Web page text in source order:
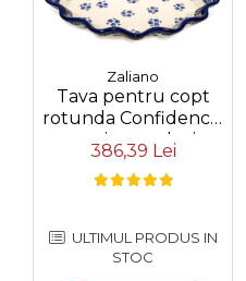
Zaliano
Tava pentru copt
rotunda Confidence,
ceramica smaltuita,
pictata manual,
diametru 32,4 cm,
386,39 Lei
ULTIMUL PRODUS IN
STOC